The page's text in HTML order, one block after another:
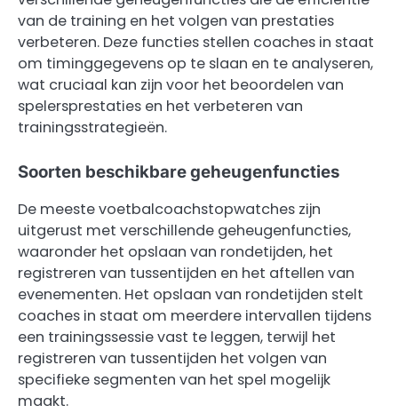
van de training en het volgen van prestaties
verbeteren. Deze functies stellen coaches in staat
om timinggegevens op te slaan en te analyseren,
wat cruciaal kan zijn voor het beoordelen van
spelersprestaties en het verbeteren van
trainingsstrategieën.
Soorten beschikbare geheugenfuncties
De meeste voetbalcoachstopwatches zijn
uitgerust met verschillende geheugenfuncties,
waaronder het opslaan van rondetijden, het
registreren van tussentijden en het aftellen van
evenementen. Het opslaan van rondetijden stelt
coaches in staat om meerdere intervallen tijdens
een trainingssessie vast te leggen, terwijl het
registreren van tussentijden het volgen van
specifieke segmenten van het spel mogelijk
maakt.